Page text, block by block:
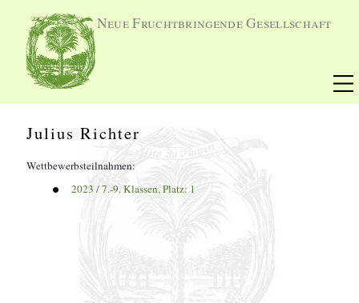
Neue Fruchtbringende Gesellschaft
Julius Richter
Wettbewerbsteilnahmen:
2023 / 7.-9. Klassen, Platz: 1